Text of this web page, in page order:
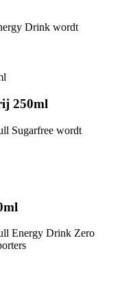
Drink wordt
250ml
Sugarfree wordt
Energy Drink Zero